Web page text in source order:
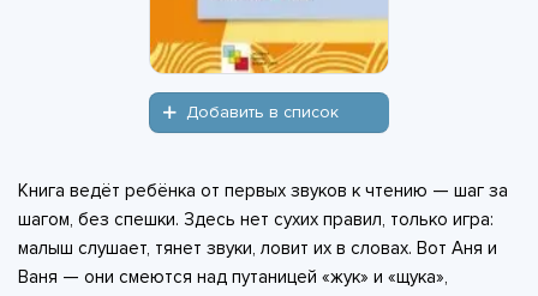
Добавить в список
Книга ведёт ребёнка от первых звуков к чтению — шаг за
шагом, без спешки. Здесь нет сухих правил, только игра:
малыш слушает, тянет звуки, ловит их в словах. Вот Аня и
Ваня — они смеются над путаницей «жук» и «щука»,